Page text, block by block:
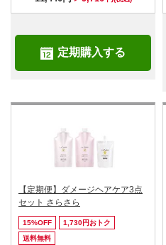
定期購入する
【定期便】ダメージヘアケア3点
セット さらさら
15%OFF
1,730円おトク
送料無料